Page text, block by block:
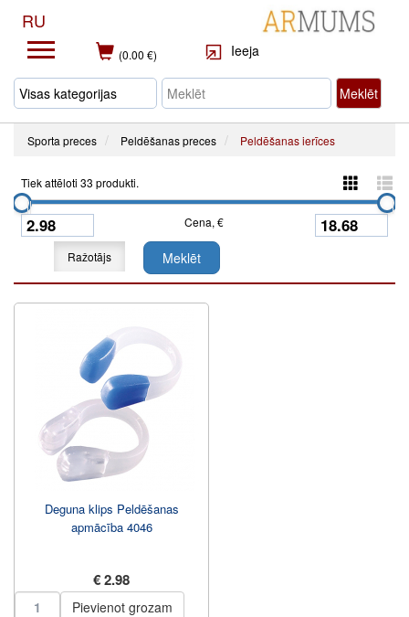
RU
(0.00 €) Ieeja
Meklēt
Sporta preces Peldēšanas preces Peldēšanas ierīces
Tiek attēloti 33 produkti.
Cena, €
Ražotājs Meklēt
Deguna klips Peldēšanas
apmācība 4046
€ 2.98
Pievienot grozam